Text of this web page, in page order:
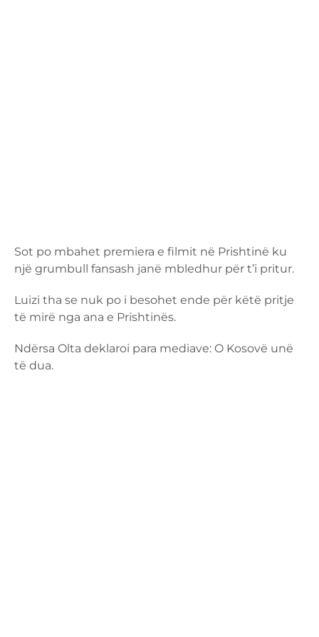
Sot po mbahet premiera e filmit në Prishtinë ku
një grumbull fansash janë mbledhur për t’i pritur.
Luizi tha se nuk po i besohet ende për këtë pritje
të mirë nga ana e Prishtinës.
Ndërsa Olta deklaroi para mediave: O Kosovë unë
të dua.